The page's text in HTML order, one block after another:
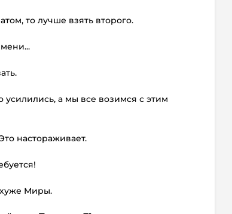
то лучше взять второго.
а мы все возимся с этим
настораживает.
хуже Миры.